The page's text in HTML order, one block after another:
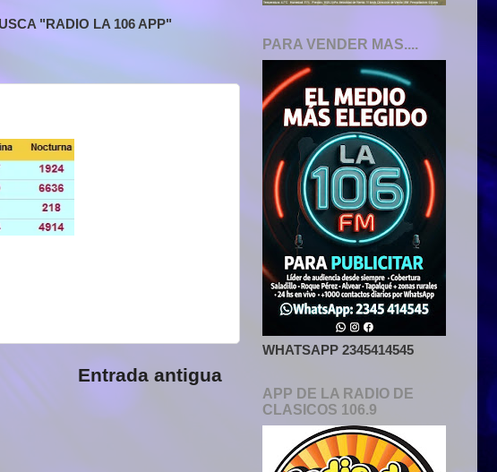
"RADIO LA 106 APP"
Entrada antigua
PARA VENDER MAS....
WHATSAPP 2345414545
APP DE LA RADIO DE
CLASICOS 106.9